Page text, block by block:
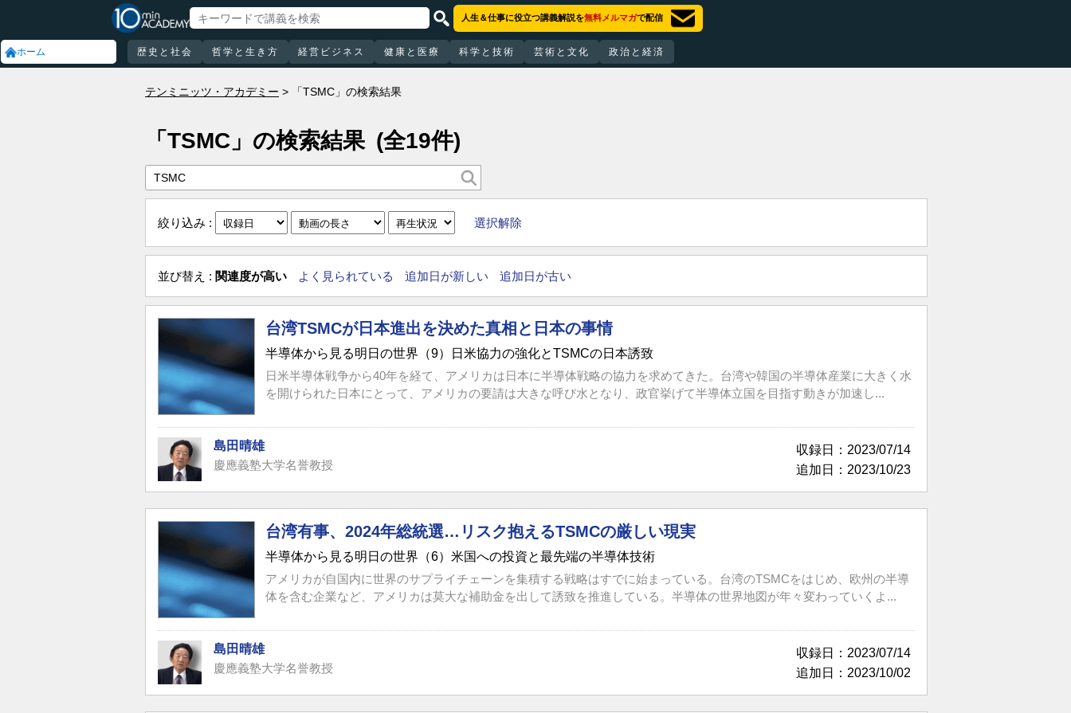
ホーム
人生＆仕事に役立つ講義解説を無料メルマガで配信
歴史と社会 哲学と生き方 経営ビジネス 健康と医療 科学と技術 芸術と文化 政治と経済
テンミニッツ・アカデミー 「TSMC」の検索結果
「TSMC」の検索結果 (全19件)
絞り込み : 選択解除
並び替え : 関連度が高い よく見られている 追加日が新しい 追加日が古い
台湾TSMCが日本進出を決めた真相と日本の事情
半導体から見る明日の世界（9）日米協力の強化とTSMCの日本誘致
日米半導体戦争から40年を経て、アメリカは日本に半導体戦略の協力を求めてきた。台湾や韓国の半導体産業に大きく水
を開けられた日本にとって、アメリカの要請は大きな呼び水となり、政官挙げて半導体立国を目指す動きが加速し...
収録日：2023/07/14
追加日：2023/10/23
島田晴雄
慶應義塾大学名誉教授
台湾有事、2024年総統選…リスク抱えるTSMCの厳しい現実
半導体から見る明日の世界（6）米国への投資と最先端の半導体技術
アメリカが自国内に世界のサプライチェーンを集積する戦略はすでに始まっている。台湾のTSMCをはじめ、欧州の半導
体を含む企業など、アメリカは莫大な補助金を出して誘致を推進している。半導体の世界地図が年々変わっていくよ...
収録日：2023/07/14
追加日：2023/10/02
島田晴雄
慶應義塾大学名誉教授